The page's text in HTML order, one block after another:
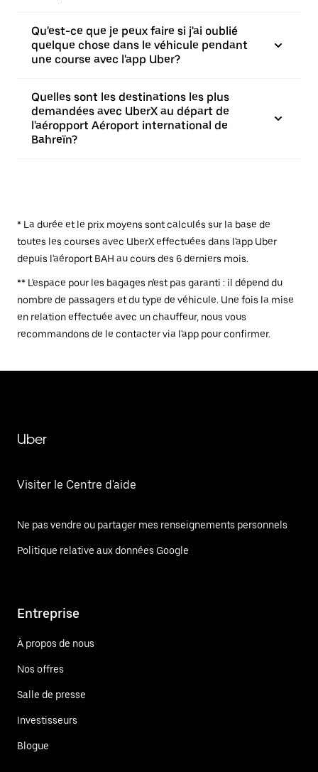
Qu'est-ce que je peux faire si j'ai oublié
quelque chose dans le véhicule pendant
une course avec l'app Uber?
Quelles sont les destinations les plus
demandées avec UberX au départ de
l'aéropport Aéroport international de
Bahreïn?
* La durée et le prix moyens sont calculés sur la base de
toutes les courses avec UberX effectuées dans l'app Uber
depuis l'aéroport BAH au cours des 6 derniers mois.
** L'espace pour les bagages n'est pas garanti : il dépend du
nombre de passagers et du type de véhicule. Une fois la mise
en relation effectuée avec un chauffeur, nous vous
recommandons de le contacter via l'app pour confirmer.
Uber
Visiter le Centre d'aide
Ne pas vendre ou partager mes renseignements personnels
Politique relative aux données Google
Entreprise
À propos de nous
Nos offres
Salle de presse
Investisseurs
Blogue